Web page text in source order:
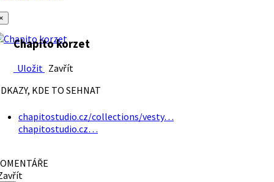
Chapito korzet
Uložit Zavřít
KDE TO SEHNAT
chapitostudio.cz/collections/vesty…
chapitostudio.cz…